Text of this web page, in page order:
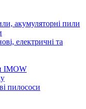
акумуляторні пили
електричні та
IMOW
пилососи